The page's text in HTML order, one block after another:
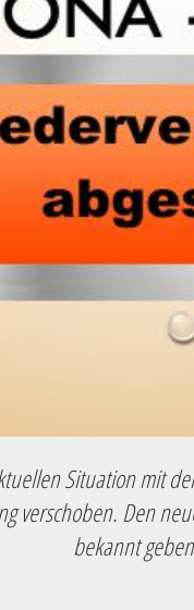
Situation mit
verschoben. Den
bekannt